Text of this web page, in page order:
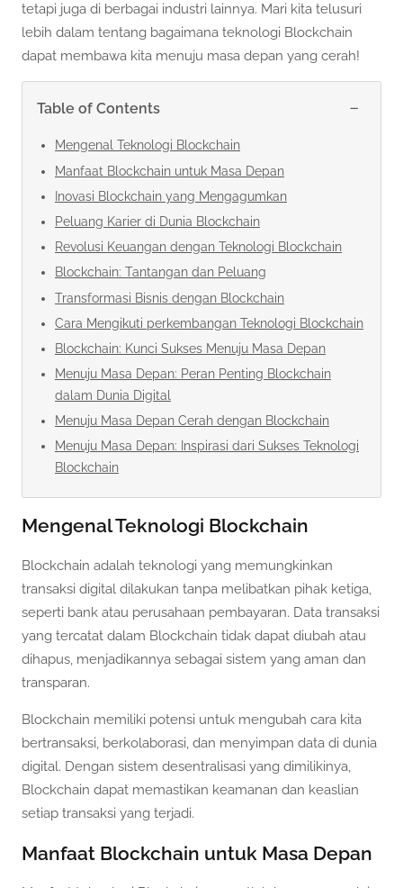
tetapi juga di berbagai industri lainnya. Mari kita telusuri
lebih dalam tentang bagaimana teknologi Blockchain
dapat membawa kita menuju masa depan yang cerah!
Table of Contents −
Mengenal Teknologi Blockchain
Manfaat Blockchain untuk Masa Depan
Inovasi Blockchain yang Mengagumkan
Peluang Karier di Dunia Blockchain
Revolusi Keuangan dengan Teknologi Blockchain
Blockchain: Tantangan dan Peluang
Transformasi Bisnis dengan Blockchain
Cara Mengikuti perkembangan Teknologi Blockchain
Blockchain: Kunci Sukses Menuju Masa Depan
Menuju Masa Depan: Peran Penting Blockchain
dalam Dunia Digital
Menuju Masa Depan Cerah dengan Blockchain
Menuju Masa Depan: Inspirasi dari Sukses Teknologi
Blockchain
Mengenal Teknologi Blockchain
Blockchain adalah teknologi yang memungkinkan
transaksi digital dilakukan tanpa melibatkan pihak ketiga,
seperti bank atau perusahaan pembayaran. Data transaksi
yang tercatat dalam Blockchain tidak dapat diubah atau
dihapus, menjadikannya sebagai sistem yang aman dan
transparan.
Blockchain memiliki potensi untuk mengubah cara kita
bertransaksi, berkolaborasi, dan menyimpan data di dunia
digital. Dengan sistem desentralisasi yang dimilikinya,
Blockchain dapat memastikan keamanan dan keaslian
setiap transaksi yang terjadi.
Manfaat Blockchain untuk Masa Depan